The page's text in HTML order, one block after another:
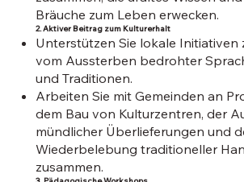
Bräuche zum Leben erwecken.
2. Aktiver Beitrag zum Kulturerhalt
Unterstützen Sie lokale Initiativen
vom Aussterben bedrohter
und Traditionen.
Arbeiten Sie mit Gemeinden an
dem Bau von Kulturzentren, der
mündlicher Überlieferungen und
Wiederbelebung traditioneller
zusammen.